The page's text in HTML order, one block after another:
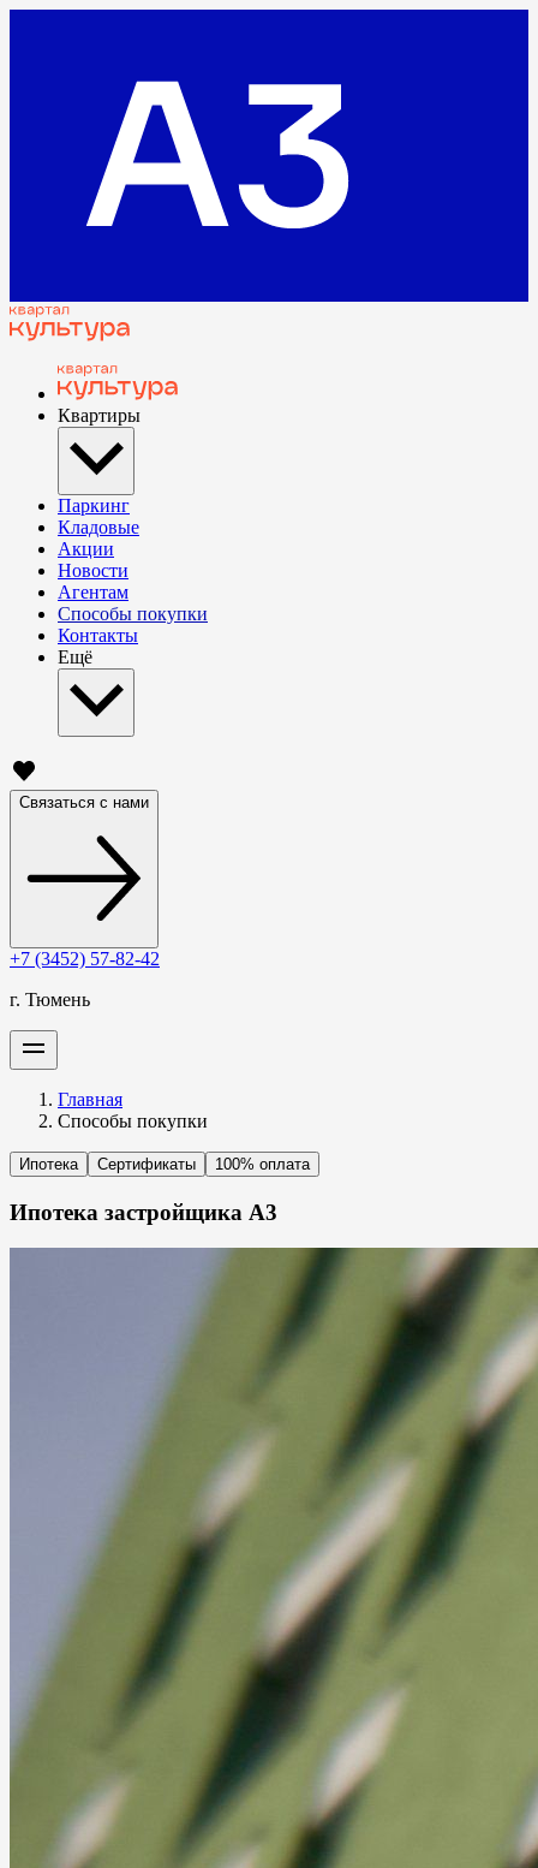
Квартиры
Паркинг
Кладовые
Акции
Новости
Агентам
Способы покупки
Контакты
Ещё
Связаться с нами
+7 (3452) 57-82-42
г. Тюмень
Главная
Способы покупки
Ипотека Сертификаты 100% оплата
Ипотека застройщика A3